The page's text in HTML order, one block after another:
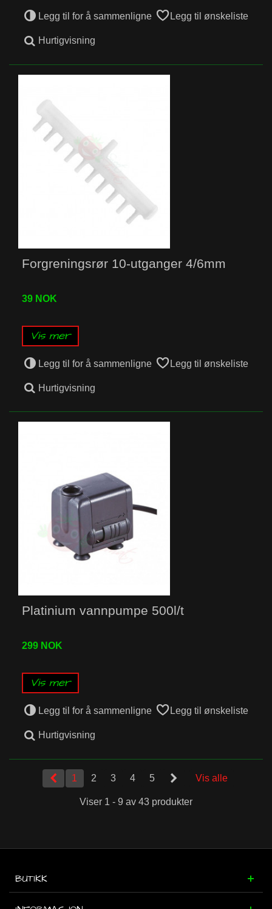
Legg til for å sammenligne Legg til ønskeliste
Hurtigvisning
Forgreningsrør 10-utganger 4/6mm
39 NOK
Vis mer
Legg til for å sammenligne Legg til ønskeliste
Hurtigvisning
Platinium vannpumpe 500l/t
299 NOK
Vis mer
Legg til for å sammenligne Legg til ønskeliste
Hurtigvisning
1 2 3 4 5 Vis alle
Viser 1 - 9 av 43 produkter
BUTIKK